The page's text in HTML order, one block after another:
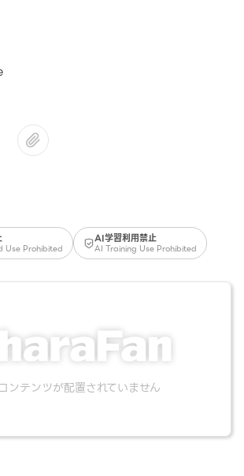
Use Prohibited
AI学習利用禁止
AI Training Use Prohibited
ンテンツが配置されていません